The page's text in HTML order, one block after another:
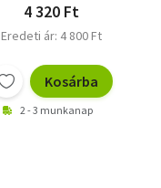
4 320 Ft
Eredeti ár: 4 800 Ft
Kosárba
2 - 3 munkanap